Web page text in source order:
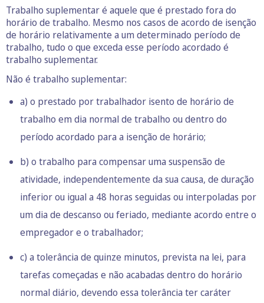
Trabalho suplementar é aquele que é prestado fora do
horário de trabalho. Mesmo nos casos de acordo de isenção
de horário relativamente a um determinado período de
trabalho, tudo o que exceda esse período acordado é
trabalho suplementar.
Não é trabalho suplementar:
a) o prestado por trabalhador isento de horário de
trabalho em dia normal de trabalho ou dentro do
período acordado para a isenção de horário;
b) o trabalho para compensar uma suspensão de
atividade, independentemente da sua causa, de duração
inferior ou igual a 48 horas seguidas ou interpoladas por
um dia de descanso ou feriado, mediante acordo entre o
empregador e o trabalhador;
c) a tolerância de quinze minutos, prevista na lei, para
tarefas começadas e não acabadas dentro do horário
normal diário, devendo essa tolerância ter caráter